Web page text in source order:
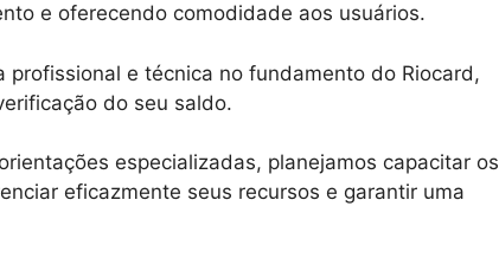
e oferecendo comodidade aos usuários.
e técnica no fundamento do Riocard,
do seu saldo.
especializadas, planejamos capacitar os
eficazmente seus recursos e garantir uma